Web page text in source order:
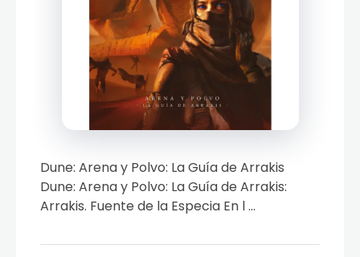
Dune: Arena y Polvo: La Guía de Arrakis
Dune: Arena y Polvo: La Guía de Arrakis:
Arrakis. Fuente de la Especia En l ...